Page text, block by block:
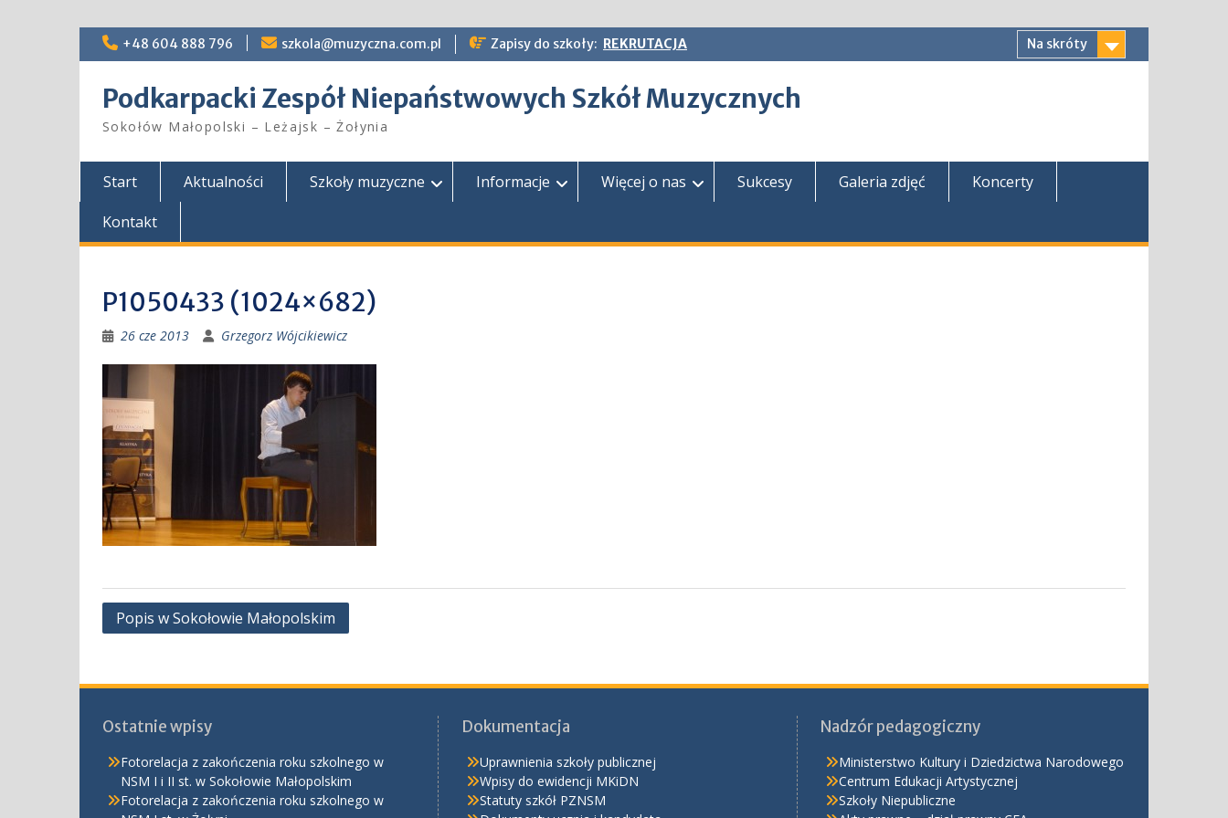
Skip
+48 604 888 796 szkola@muzyczna.com.pl Zapisy do szkoły: REKRUTACJA Na skróty
Podkarpacki Zespół Niepaństwowych Szkół Muzycznych
Sokołów Małopolski – Leżajsk – Żołynia
Start Aktualności Szkoły muzyczne Informacje Więcej o nas Sukcesy Galeria zdjęć
Koncerty
Kontakt
P1050433 (1024×682)
26 cze 2013 Grzegorz Wójcikiewicz
Nawigacja
Popis w Sokołowie Małopolskim
Ostatnie wpisy
Fotorelacja z zakończenia roku szkolnego w
NSM I i II st. w Sokołowie Małopolskim
Fotorelacja z zakończenia roku szkolnego w
Dokumentacja
Uprawnienia szkoły publicznej
Wpisy do ewidencji MKiDN
Statuty szkół PZNSM
Nadzór pedagogiczny
Ministerstwo Kultury i Dziedzictwa Narodowego
Centrum Edukacji Artystycznej
Szkoły Niepubliczne